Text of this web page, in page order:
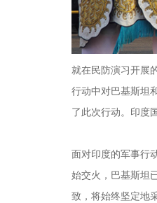
就在民防演习开展
行动中对巴基斯坦
了此次行动。印度
面对印度的军事行
始交火，巴基斯坦
致，将始终坚定地